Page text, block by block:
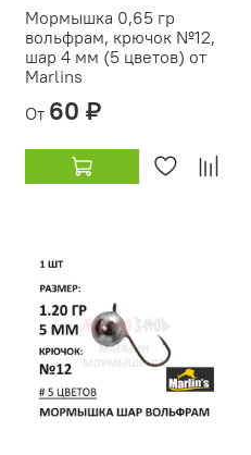
Мормышка 0,65 гр
вольфрам, крючок №12,
шар 4 мм (5 цветов) от
Marlins
От 60 ₽